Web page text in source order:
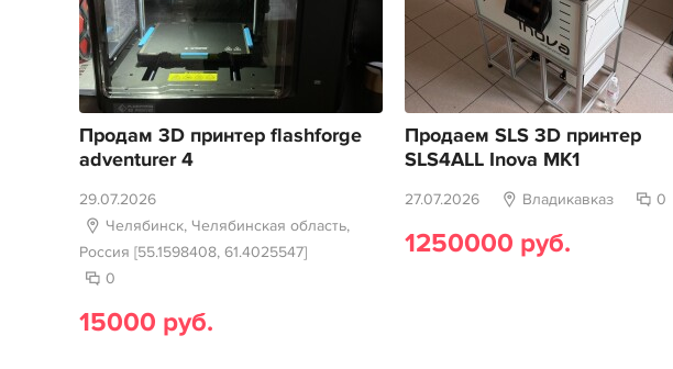
Продам 3D принтер flashforge
adventurer 4
29.07.2026
Челябинск, Челябинская область,
Россия [55.1598408, 61.4025547]
0
15000 руб.
Продаем SLS 3D принтер
SLS4ALL Inova MK1
27.07.2026 Владикавказ 0
1250000 руб.